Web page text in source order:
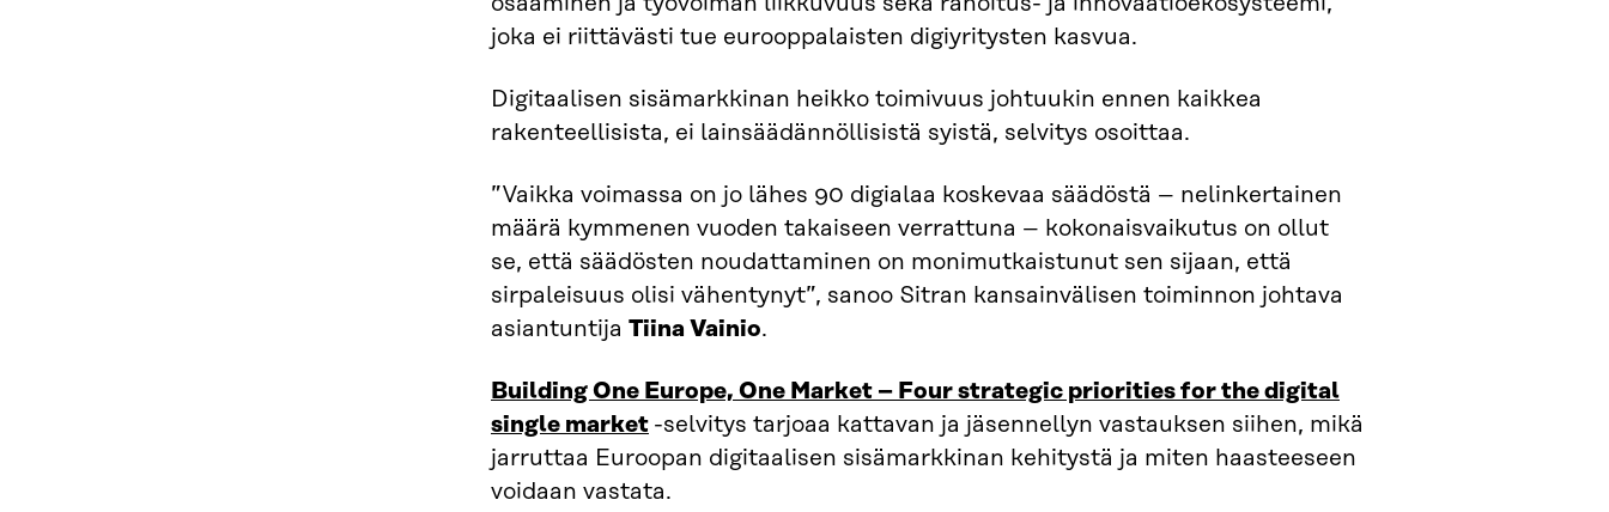
joka ei riittävästi tue eurooppalaisten digiyritysten kasvua.
Digitaalisen sisämarkkinan heikko toimivuus johtuukin ennen kaikkea
rakenteellisista, ei lainsäädännöllisistä syistä, selvitys osoittaa.
”Vaikka voimassa on jo lähes 90 digialaa koskevaa säädöstä – nelinkertainen
määrä kymmenen vuoden takaiseen verrattuna – kokonaisvaikutus on ollut
se, että säädösten noudattaminen on monimutkaistunut sen sijaan, että
sirpaleisuus olisi vähentynyt”, sanoo Sitran kansainvälisen toiminnon johtava
asiantuntija Tiina Vainio.
Building One Europe, One Market – Four strategic priorities for the digital
single market -selvitys tarjoaa kattavan ja jäsennellyn vastauksen siihen, mikä
jarruttaa Euroopan digitaalisen sisämarkkinan kehitystä ja miten haasteeseen
voidaan vastata.